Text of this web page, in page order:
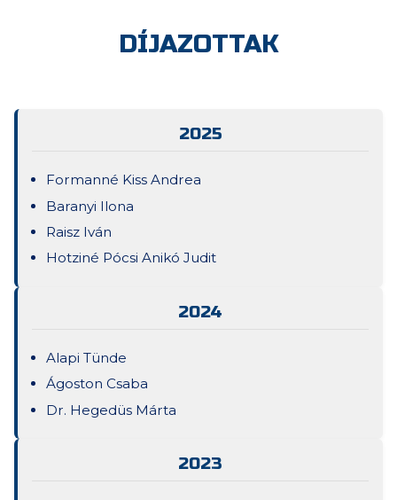
DÍJAZOTTAK
2025
Formanné Kiss Andrea
Baranyi Ilona
Raisz Iván
Hotziné Pócsi Anikó Judit
2024
Alapi Tünde
Ágoston Csaba
Dr. Hegedüs Márta
2023